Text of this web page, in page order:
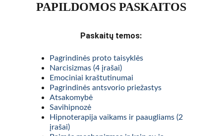
PAPILDOMOS PASKAITOS
Paskaitų temos:
Pagrindinės proto taisyklės
Narcisizmas (4 įrašai)
Emociniai kraštutinumai
Pagrindinės antsvorio priežastys
Atsakomybė
Savihipnozė
Hipnoterapija vaikams ir paaugliams (2
įrašai)